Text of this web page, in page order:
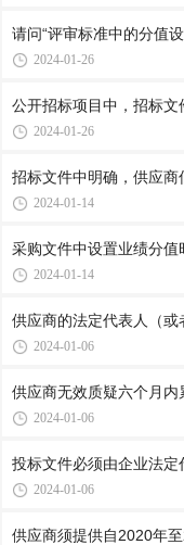
请问“评审标准中的分值
2024-01-26
公开招标项目中，招标
2024-01-26
招标文件中明确，供应
2024-01-14
采购文件中设置业绩分值
2024-01-14
供应商的法定代表人（
2024-01-06
供应商无效质疑六个月
2024-01-06
投标文件必须由企业法
2024-01-06
供应商须提供自2020年